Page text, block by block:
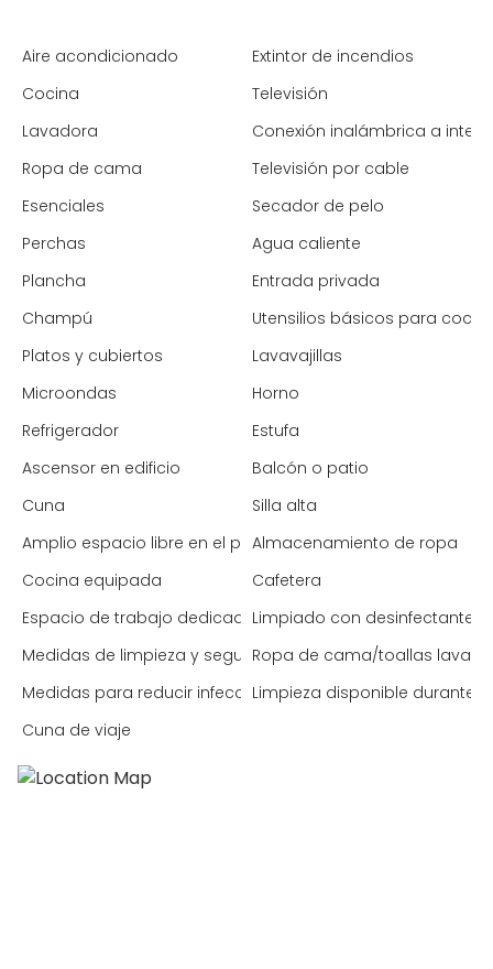
Aire acondicionado
Extintor de incendios
Cocina
Televisión
Lavadora
Conexión inalámbrica a
Ropa de cama
Televisión por cable
Esenciales
Secador de pelo
Perchas
Agua caliente
Plancha
Entrada privada
Champú
Utensilios básicos para
Platos y cubiertos
Lavavajillas
Microondas
Horno
Refrigerador
Estufa
Ascensor en edificio
Balcón o patio
Cuna
Silla alta
Amplio espacio libre en el pasilloAlmacenamiento de ropa
Cocina equipada
Cafetera
Espacio de trabajo dedicadoLimpiado con desinfectante
Medidas de limpieza y seguridad mejoradas
Ropa de cama/toallas
Medidas para reducir infecciones (España)Limpieza disponible durante
Cuna de viaje